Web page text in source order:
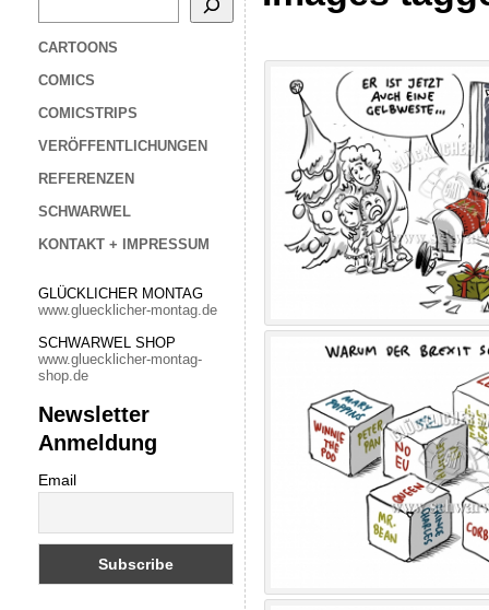
CARTOONS
COMICS
COMICSTRIPS
VERÖFFENTLICHUNGEN
REFERENZEN
SCHWARWEL
KONTAKT + IMPRESSUM
GLÜCKLICHER MONTAG
www.gluecklicher-montag.de
SCHWARWEL SHOP
www.gluecklicher-montag-
shop.de
Newsletter
Anmeldung
Email